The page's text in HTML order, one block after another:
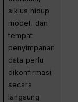
siklus hidup
model, dan
tempat
penyimpanan
data perlu
dikonfirmasi
secara
langsung